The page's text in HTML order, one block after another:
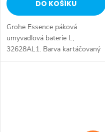
DO KOŠÍKU
Grohe Essence páková
umyvadlová baterie L,
32628AL1. Barva kartáčovaný
tmavý grafit.